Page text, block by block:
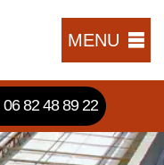
MENU
06 82 48 89 22